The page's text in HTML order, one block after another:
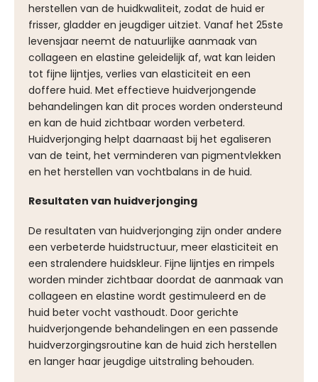
herstellen van de huidkwaliteit, zodat de huid er
frisser, gladder en jeugdiger uitziet. Vanaf het 25ste
levensjaar neemt de natuurlijke aanmaak van
collageen en elastine geleidelijk af, wat kan leiden
tot fijne lijntjes, verlies van elasticiteit en een
doffere huid. Met effectieve huidverjongende
behandelingen kan dit proces worden ondersteund
en kan de huid zichtbaar worden verbeterd.
Huidverjonging helpt daarnaast bij het egaliseren
van de teint, het verminderen van pigmentvlekken
en het herstellen van vochtbalans in de huid.
Resultaten van huidverjonging
De resultaten van huidverjonging zijn onder andere
een verbeterde huidstructuur, meer elasticiteit en
een stralendere huidskleur. Fijne lijntjes en rimpels
worden minder zichtbaar doordat de aanmaak van
collageen en elastine wordt gestimuleerd en de
huid beter vocht vasthoudt. Door gerichte
huidverjongende behandelingen en een passende
huidverzorgingsroutine kan de huid zich herstellen
en langer haar jeugdige uitstraling behouden.